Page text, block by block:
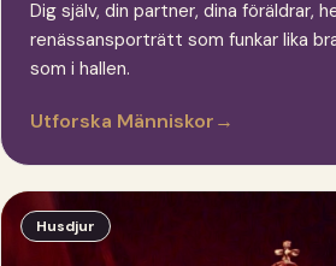
Dig själv, din partner, dina föräldrar,
renässansporträtt som funkar lika
som i hallen.
Utforska Människor→
Husdjur